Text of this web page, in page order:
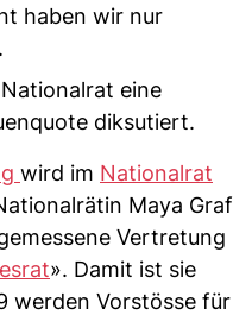
haben wir nur
eine
diksutiert.
wird im Nationalrat
Maya Graf
Vertretung
». Damit ist sie
werden Vorstösse für